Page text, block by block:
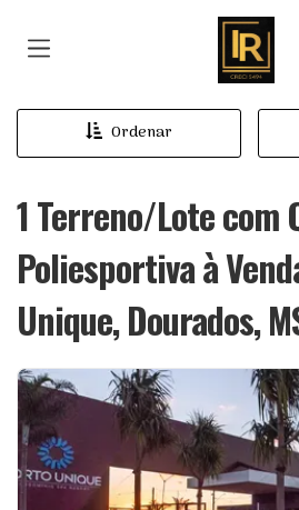
Página
Ordenar
1 Terreno/Lote com
Poliesportiva à
Unique, Dourados,